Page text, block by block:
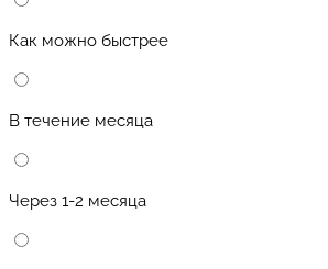
Как можно быстрее
В течение месяца
Через 1-2 месяца